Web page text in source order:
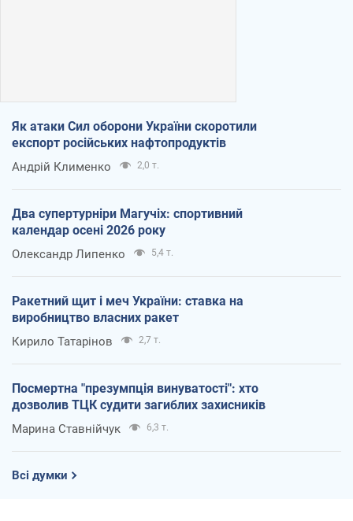
Як атаки Сил оборони України скоротили
експорт російських нафтопродуктів
Андрій Клименко 2,0 т.
Два супертурніри Магучіх: спортивний
календар осені 2026 року
Олександр Липенко 5,4 т.
Ракетний щит і меч України: ставка на
виробництво власних ракет
Кирило Татарінов 2,7 т.
Посмертна "презумпція винуватості": хто
дозволив ТЦК судити загиблих захисників
Марина Ставнійчук 6,3 т.
Всі думки